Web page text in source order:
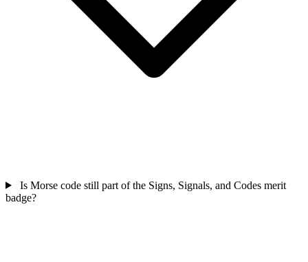
Is Morse code still part of the Signs, Signals, and Codes merit
badge?